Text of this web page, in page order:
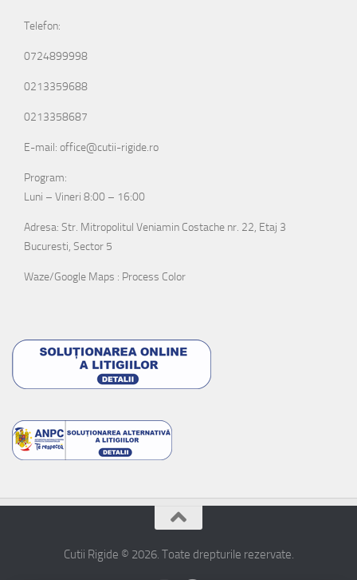
Telefon:
0724899998
0213359688
0213358687
E-mail: office@cutii-rigide.ro
Program:
Luni – Vineri 8:00 – 16:00
Adresa: Str. Mitropolitul Veniamin Costache nr. 22, Etaj 3
Bucuresti, Sector 5
Waze/Google Maps : Process Color
Cutii Rigide © 2026. Toate drepturile rezervate.